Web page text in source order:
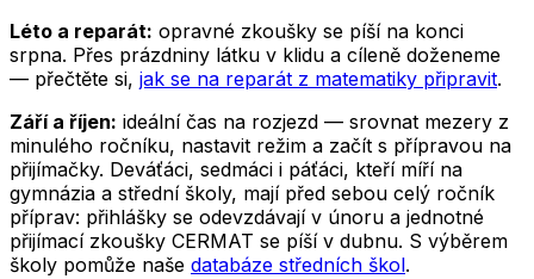
Léto a reparát: opravné zkoušky se píší na konci
srpna. Přes prázdniny látku v klidu a cíleně doženeme
— přečtěte si, jak se na reparát z matematiky připravit.
Září a říjen: ideální čas na rozjezd — srovnat mezery z
minulého ročníku, nastavit režim a začít s přípravou na
přijímačky. Deváťáci, sedmáci i páťáci, kteří míří na
gymnázia a střední školy, mají před sebou celý ročník
příprav: přihlášky se odevzdávají v únoru a jednotné
přijímací zkoušky CERMAT se píší v dubnu. S výběrem
školy pomůže naše databáze středních škol.